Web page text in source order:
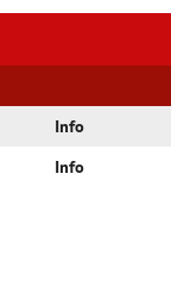
Info
Info